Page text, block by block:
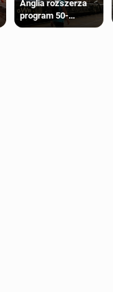
Anglia rozszerza
program 50-
procentowych